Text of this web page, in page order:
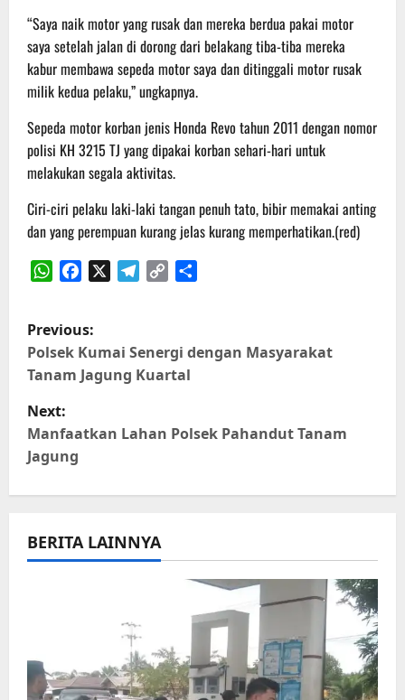
“Saya naik motor yang rusak dan mereka berdua pakai motor
saya setelah jalan di dorong dari belakang tiba-tiba mereka
kabur membawa sepeda motor saya dan ditinggali motor rusak
milik kedua pelaku,” ungkapnya.
Sepeda motor korban jenis Honda Revo tahun 2011 dengan nomor
polisi KH 3215 TJ yang dipakai korban sehari-hari untuk
melakukan segala aktivitas.
Ciri-ciri pelaku laki-laki tangan penuh tato, bibir memakai anting
dan yang perempuan kurang jelas kurang memperhatikan.(red)
P
o
s
t
n
v
a
Previous:
Polsek Kumai Senergi dengan Masyarakat
Tanam Jagung Kuartal
Next:
Manfaatkan Lahan Polsek Pahandut Tanam
Jagung
BERITA LAINNYA